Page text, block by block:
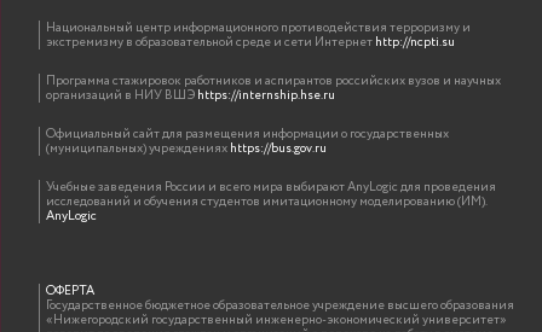
Национальный центр информационного противодействия терроризму и
экстремизму в образовательной среде и сети Интернетhttp://ncpti.su
Программа стажировок работников и аспирантов российских вузов и научных
организаций в НИУ ВШЭhttps://internship.hse.ru
Официальный сайт для размещения информации о государственных
(муниципальных) учрежденияхhttps://bus.gov.ru
Учебные заведения России и всего мира выбирают AnyLogic для проведения
исследований и обучения студентов имитационному моделированию (ИМ).
AnyLogic
ОФЕРТА
Государственное бюджетное образовательное учреждение высшего образования
«Нижегородский государственный инженерно-экономический университет»